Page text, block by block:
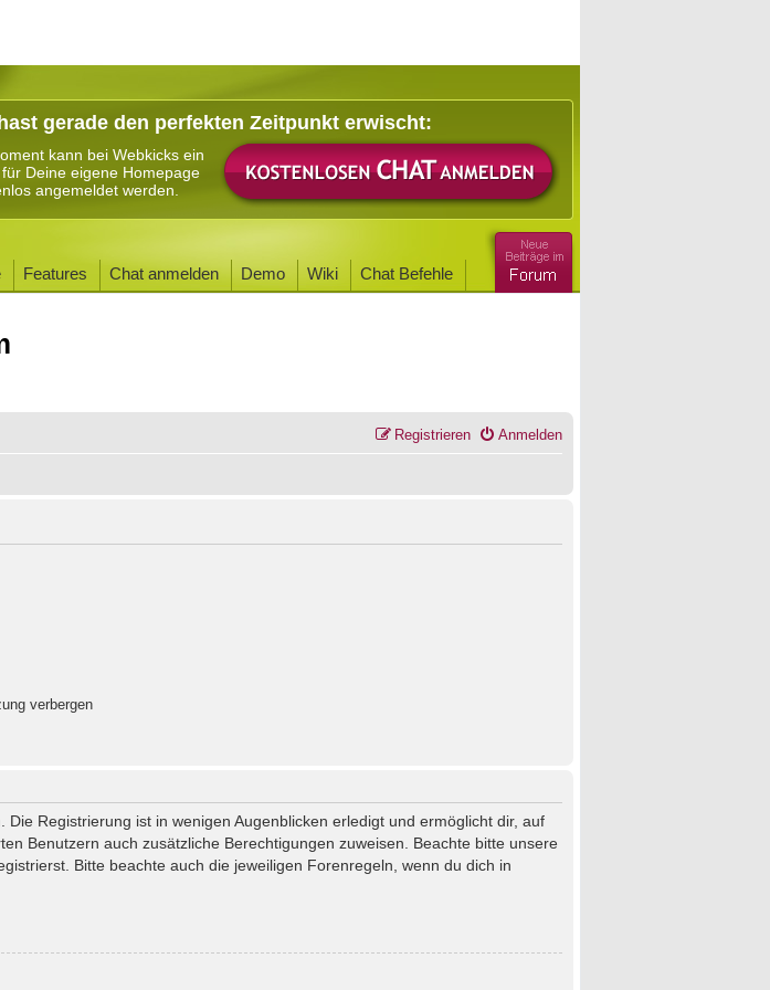
gerade den perfekten Zeitpunkt erwischt:
kann bei Webkicks ein
Deine eigene Homepage
angemeldet werden.
Features Chat anmelden Demo Wiki Chat Befehle
Anmelden
Registrieren
verbergen
Registrierung ist in wenigen Augenblicken erledigt und ermöglicht dir, auf
Benutzern auch zusätzliche Berechtigungen zuweisen. Beachte bitte unsere
Bitte beachte auch die jeweiligen Forenregeln, wenn du dich in